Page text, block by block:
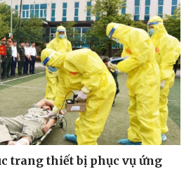
trang thiết bị phục vụ ứng